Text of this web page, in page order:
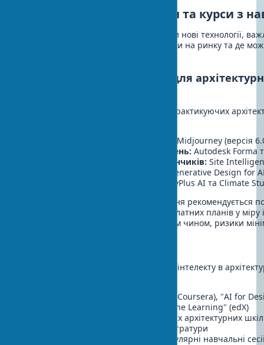
Найкращі AI-інструменти та курси з
Для архітекторів, які бажають освоїти нові технології,
інструменти вважаються найкращими на ринку та де
Найкращі AI-інструменти для
За оцінками експертів та відгуками практикуючих
Midjourney (версія
Для об'ємно-планувальних рішень: Autodesk Forma
Для аналізу будівельних майданчиків: Site
Generative Design for
EnergyPlus AI та Climate
При виборі програмного забезпечення рекомендується
версій та поступово переходити до платних планів у міру
інструментів у робочий процес. Таким чином, ризики
Для ефективного освоєння штучного інтелекту в
"Архітектура 4.0" (Coursera), "AI for
"Computational Design with Machine Learning" (edX)
Багато провідних архітектурних
модулі з ШІ у свої програми магістратури
Регулярні навчальні